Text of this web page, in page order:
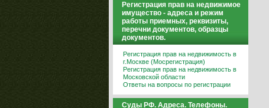
Регистрация прав на недвижимое
имущество - адреса и режим
работы приемных, реквизиты,
перечни документов, образцы
документов.
Регистрация прав на недвижимость в
г.Москве (Мосрегистрация)
Регистрация прав на недвижимость в
Московской области
Ответы на вопросы по регистрации
Суды РФ. Адреса. Телефоны.